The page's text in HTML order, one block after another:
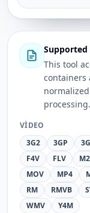
This tool
containers
processing.
VIDEO
3G2
3GP
F4V
FLV
MOV
MP4
RM
RMVB
WMV
Y4M